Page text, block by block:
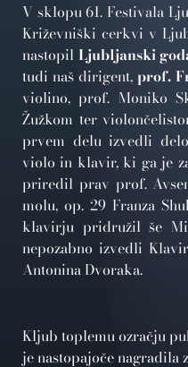
V sklopu 61. Festivala
Križevniški cerkvi v
nastopil Ljubljanski
tudi naš dirigent, prof.
violino, prof. Moniko
Žužkom ter
prvem delu izvedli
violo in klavir, ki ga je
priredil prav prof.
molu, op. 29 Franza
klavirju pridružil še
nepozabno izvedli
Antonina Dvoraka.
Kljub toplemu ozračju
je nastopajoče